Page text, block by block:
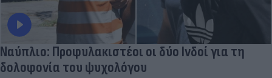
Ναύπλιο: Προφυλακιστέοι οι δύο Ινδοί για τη
δολοφονία του ψυχολόγου